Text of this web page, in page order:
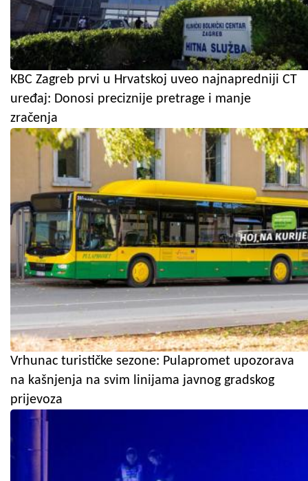
KBC Zagreb prvi u Hrvatskoj uveo najnapredniji CT
uređaj: Donosi preciznije pretrage i manje
zračenja
Vrhunac turističke sezone: Pulapromet upozorava
na kašnjenja na svim linijama javnog gradskog
prijevoza